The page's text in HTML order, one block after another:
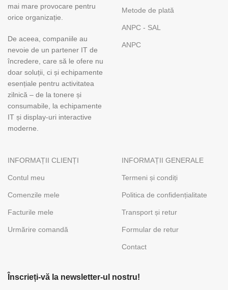
mai mare provocare pentru
orice organizație.
De aceea, companiile au
nevoie de un partener IT de
încredere, care să le ofere nu
doar soluții, ci și echipamente
esențiale pentru activitatea
zilnică – de la tonere și
consumabile, la echipamente
IT și display-uri interactive
moderne.
Metode de plată
ANPC - SAL
ANPC
INFORMAȚII CLIENȚI
Contul meu
Comenzile mele
Facturile mele
Urmărire comandă
INFORMAȚII GENERALE
Termeni și condiți
Politica de confidențialitate
Transport și retur
Formular de retur
Contact
Înscrieți-vă la newsletter-ul nostru!